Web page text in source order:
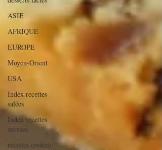
ASIE
AFRIQUE
EUROPE
Moyen-Orient
USA
Index recettes
salées
Index recettes
sucrées
recettes cookeo